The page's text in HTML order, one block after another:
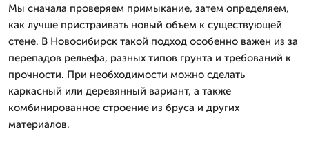
Мы сначала проверяем примыкание, затем определяем,
как лучше пристраивать новый объем к существующей
стене. В Новосибирск такой подход особенно важен из за
перепадов рельефа, разных типов грунта и требований к
прочности. При необходимости можно сделать
каркасный или деревянный вариант, а также
комбинированное строение из бруса и других
материалов.